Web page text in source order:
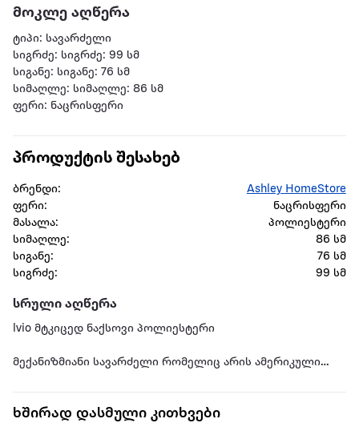
მოკლე აღწერა
ტიპი: სავარძელი
სიგრძე: სიგრძე: 99 სმ
სიგანე: სიგანე: 76 სმ
სიმაღლე: სიმაღლე: 86 სმ
ფერი: ნაცრისფერი
პროდუქტის შესახებ
ბრენდი:
Ashley HomeStore
ფერი:
ნაცრისფერი
მასალა:
პოლიესტერი
სიმაღლე:
86 სმ
სიგანე:
76 სმ
სიგრძე:
99 სმ
სრული აღწერა
lvio მტკიცედ ნაქსოვი პოლიესტერი
მექანიზმიანი სავარძელი რომელიც არის ამერიკული
კუთხეების დაბლოკვის ტექნოლოგია
ხშირად დასმული კითხვები